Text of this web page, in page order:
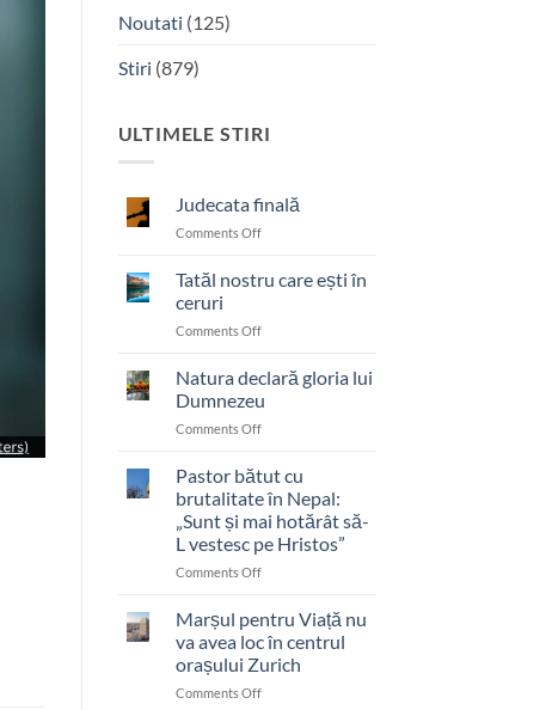
Noutati (125)
Stiri (879)
ULTIMELE STIRI
Judecata finală
Comments Offon
Tatăl nostru care ești în
ceruri
Comments Offon
nostru
care
ești
în
Natura declară gloria lui
Dumnezeu
Comments Offon
declară
gloria
lui
Dumnezeu
Pastor bătut cu
brutalitate în Nepal:
„Sunt și mai hotărât să-
L vestesc pe Hristos”
Comments Offon
bătut
cu
brutalitate
în
Nepal:
Marșul pentru Viață nu
va avea loc în centrul
orașului Zurich
Comments Offon